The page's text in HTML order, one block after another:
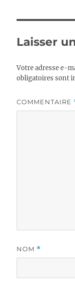
Laisser
Votre adresse e-
obligatoires sont
COMMENTAIRE
NOM *